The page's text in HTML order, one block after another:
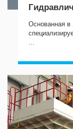
Основанная в
...